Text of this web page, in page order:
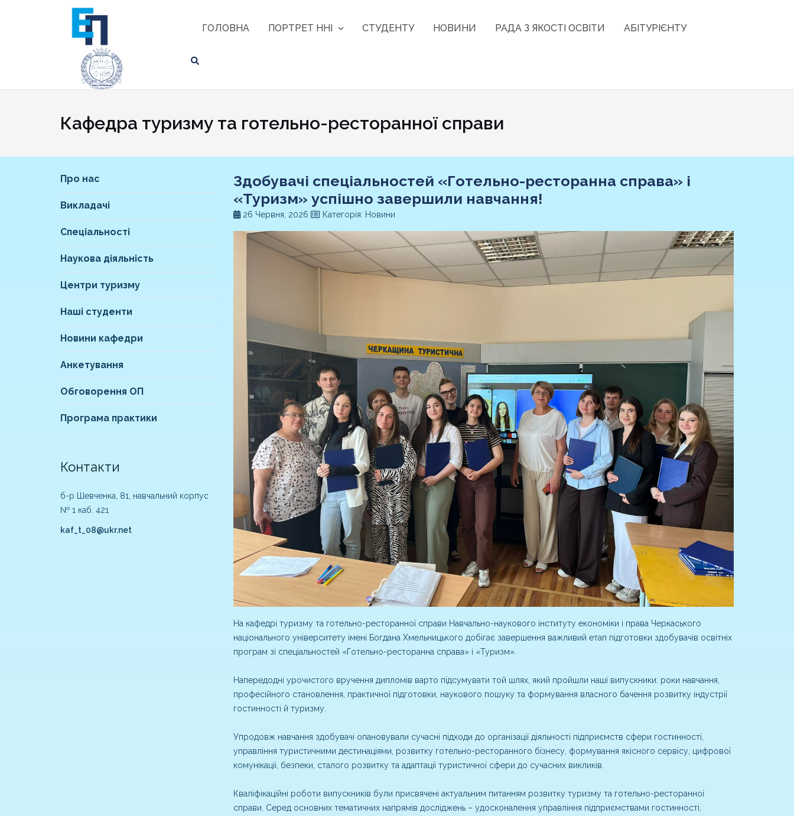
ГОЛОВНА ПОРТРЕТ ННІ СТУДЕНТУ НОВИНИ РАДА З ЯКОСТІ ОСВІТИ АБІТУРІЄНТУ
Кафедра туризму та готельно-ресторанної справи
Про нас
Викладачі
Спеціальності
Наукова діяльність
Центри туризму
Наші студенти
Новини кафедри
Анкетування
Обговорення ОП
Програма практики
Контакти
б-р Шевченка, 81, навчальний корпус
№ 1 каб. 421
kaf_t_08@ukr.net
Здобувачі спеціальностей «Готельно-ресторанна справа» і
«Туризм» успішно завершили навчання!
26 Червня, 2026 Категорія: Новини
На кафедрі туризму та готельно-ресторанної справи Навчально-наукового інституту економіки і права Черкаського
національного університету імені Богдана Хмельницького добігає завершення важливий етап підготовки здобувачів освітніх
програм зі спеціальностей «Готельно-ресторанна справа» і «Туризм».
Напередодні урочистого вручення дипломів варто підсумувати той шлях, який пройшли наші випускники: роки навчання,
професійного становлення, практичної підготовки, наукового пошуку та формування власного бачення розвитку індустрії
гостинності й туризму.
Упродовж навчання здобувачі опановували сучасні підходи до організації діяльності підприємств сфери гостинності,
управління туристичними дестинаціями, розвитку готельно-ресторанного бізнесу, формування якісного сервісу, цифрової
комунікації, безпеки, сталого розвитку та адаптації туристичної сфери до сучасних викликів.
Кваліфікаційні роботи випускників були присвячені актуальним питанням розвитку туризму та готельно-ресторанної
справи. Серед основних тематичних напрямів досліджень – удосконалення управління підприємствами гостинності,